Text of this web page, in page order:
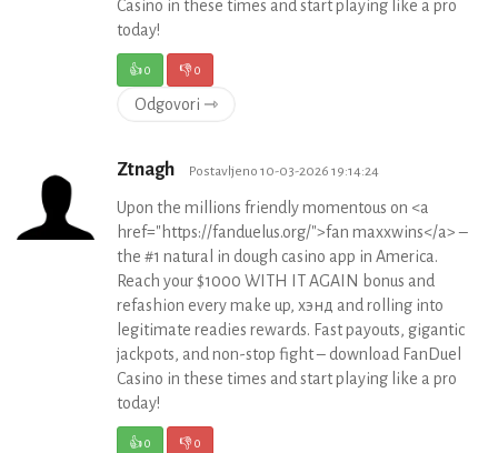
Casino in these times and start playing like a pro
today!
👍0 👎0
Odgovori ⇾
Ztnagh Postavljeno 10-03-2026 19:14:24
Upon the millions friendly momentous on <a
href="https://fanduelus.org/">fan maxxwins</a> –
the #1 natural in dough casino app in America.
Reach your $1000 WITH IT AGAIN bonus and
refashion every make up, хэнд and rolling into
legitimate readies rewards. Fast payouts, gigantic
jackpots, and non-stop fight – download FanDuel
Casino in these times and start playing like a pro
today!
👍0 👎0